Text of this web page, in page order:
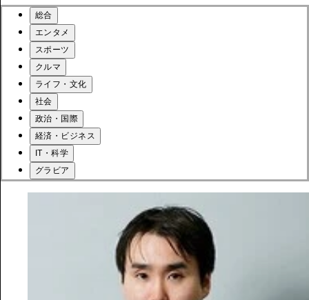
総合
エンタメ
スポーツ
クルマ
ライフ・文化
社会
政治・国際
経済・ビジネス
IT・科学
グラビア